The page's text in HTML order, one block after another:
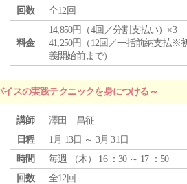
回数
全12回
料金
14,850円（4回／分割支払い）×3
41,250円（12回／一括前納支払※
義開始前まで）
スの実践テクニックを身につける～
講師
澤田 昌征
日程
1月 13日 ～ 3月 31日
時間
毎週 （木） 16 ：30 ～ 17 ：50
回数
全12回